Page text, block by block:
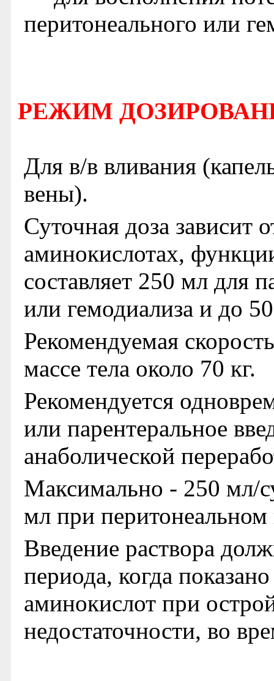
перитонеального или
РЕЖИМ
Для в/в вливания
вены).
Суточная доза зависит
аминокислотах,
составляет 250 мл для
или гемодиализа и до
Рекомендуемая
массе тела около 70 кг.
Рекомендуется
или парентеральное
анаболической
Максимально - 250 мл/
мл при перитонеальном
Введение раствора
периода, когда
аминокислот при
недостаточности, во